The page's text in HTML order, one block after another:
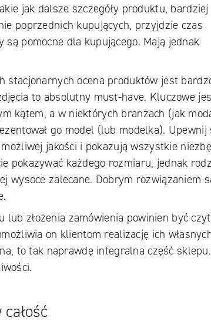
jak dalsze szczegóły produktu, bardziej
poprzednich kupujących, przyjdzie czas
pomocne dla kupującego. Mają jednak
stacjonarnych ocena produktów jest
to absolutny must-have. Kluczowe
kątem, a w niektórych branżach (jak
go model (lub modelka). Upewnij
jakości i pokazują wszystkie
pokazywać każdego rozmiaru, jednak
wysoce zalecane. Dobrym rozwiązaniem
lub złożenia zamówienia powinien być
on klientom realizację ich
to tak naprawdę integralna część sklepu.